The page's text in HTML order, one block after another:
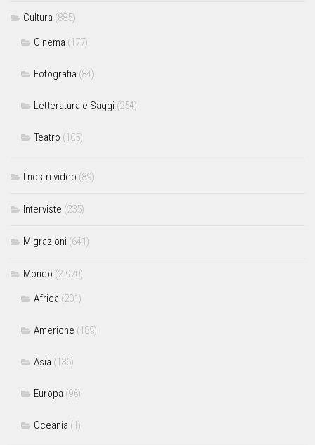
Cultura (885)
Cinema (177)
Fotografia (84)
Letteratura e Saggi (254)
Teatro (105)
I nostri video (89)
Interviste (235)
Migrazioni (641)
Mondo (2.970)
Africa (201)
Americhe (189)
Asia (136)
Europa (96)
Oceania (1)